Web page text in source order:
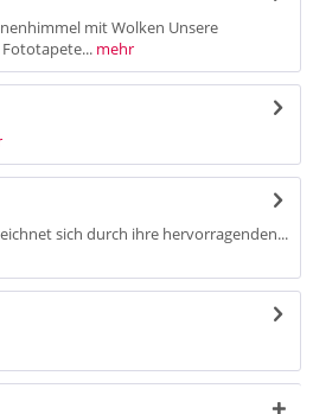
mit Wolken Unsere
mehr
sich durch ihre hervorragenden...